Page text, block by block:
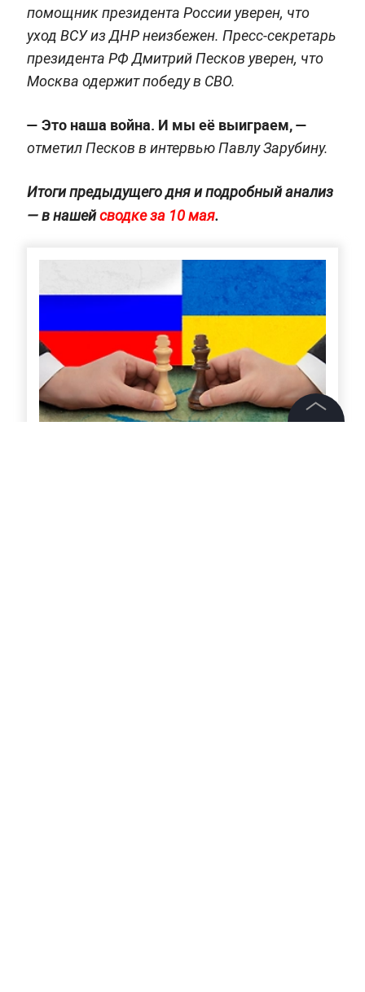
помощник президента России уверен, что
уход ВСУ из ДНР неизбежен. Пресс-секретарь
президента РФ Дмитрий Песков уверен, что
Москва одержит победу в СВО.
— Это наша война. И мы её выиграем, —
отметил Песков в интервью Павлу Зарубину.
Итоги предыдущего дня и подробный анализ
— в нашейсводке за 10 мая.